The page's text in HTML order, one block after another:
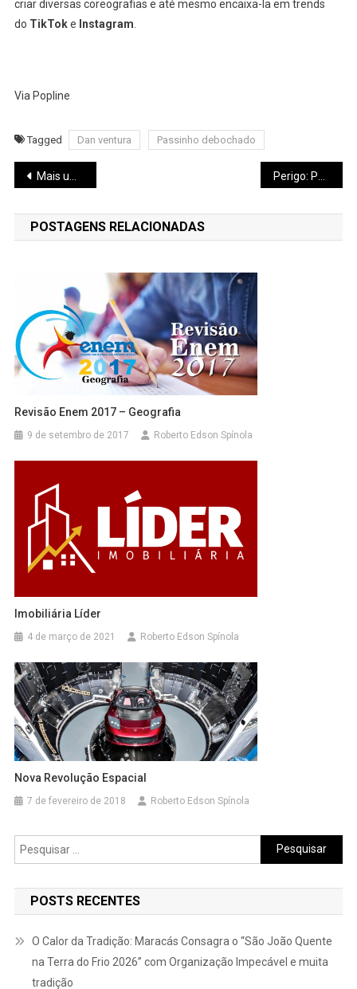
criar diversas coreografias e até mesmo encaixa-la em trends
do TikToke Instagram
Via Popline
Tagged Dan ventura Passinho debochado
Navegação
de
Post
Mais um livro impactante de Itamar Vieira Junior
POSTAGENS RELACIONADAS
Revisão Enem 2017 – Geografia
9 de setembro de 2017 Roberto Edson Spínola
Imobiliária Líder
4 de março de 2021 Roberto Edson Spínola
Nova Revolução Espacial
7 de fevereiro de 2018 Roberto Edson Spínola
Pesquisar
por:
POSTS RECENTES
O Calor da Tradição: Maracás Consagra o “São João Quente
na Terra do Frio 2026” com Organização Impecável e muita
tradição